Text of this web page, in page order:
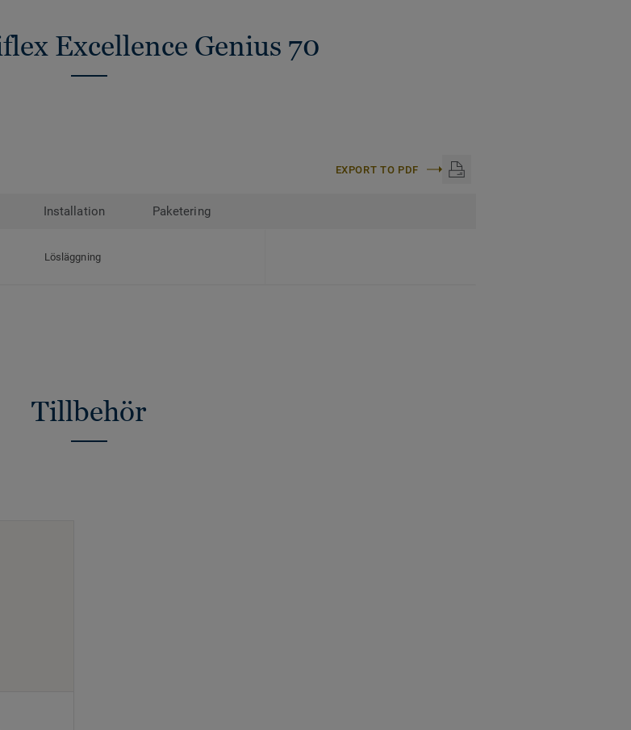
Excellence Genius 70
EXPORT TO PDF
Installation Paketering
Lösläggning
Tillbehör